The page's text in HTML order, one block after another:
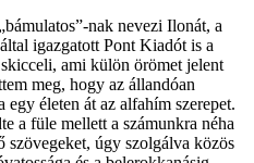
nak nevezi Ilonát, a
igazgatott Pont Kiadót is a
ami külön örömet jelent
meg, hogy az állandóan
életen át az alfahím szerepet.
a füle mellett a számunkra néha
szövegeket, úgy szolgálva közös